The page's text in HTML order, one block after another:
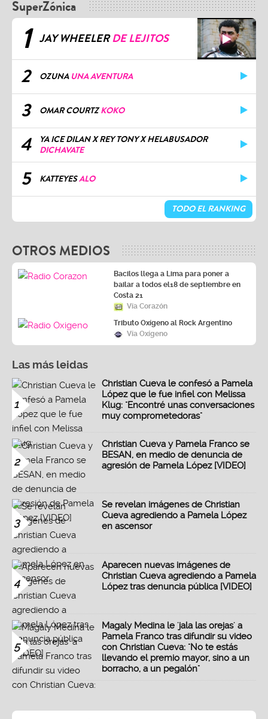
SuperZónica
1 JAY WHEELERDE LEJITOS
2 OZUNA UNA AVENTURA
3 OMAR COURTZKOKO
4
YA ICE DILAN X REY TONY X HELABUSADOR
DICHAVATE
5 KATTEYESALO
TODO EL RANKING
OTROS MEDIOS
Bacilos llega a Lima para poner a
bailar a todos el18 de septiembre en
Costa 21
Vía Corazón
Tributo Oxígeno al Rock Argentino
Vía Oxígeno
Las más leidas
1
Christian Cueva le confesó a Pamela
López que le fue infiel con Melissa
Klug: "Encontré unas conversaciones
muy comprometedoras"
2
Christian Cueva y Pamela Franco se
BESAN, en medio de denuncia de
agresión de Pamela López [VIDEO]
3
Se revelan imágenes de Christian
Cueva agrediendo a Pamela López
en ascensor
4
Aparecen nuevas imágenes de
Christian Cueva agrediendo a Pamela
López tras denuncia pública [VIDEO]
5
Magaly Medina le 'jala las orejas' a
Pamela Franco tras difundir su video
con Christian Cueva: "No te estás
llevando el premio mayor, sino a un
borracho, a un pegalón"